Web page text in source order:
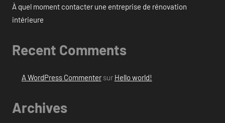
À quel moment contacter une entreprise de rénovation
intérieure
Recent Comments
A WordPress Commentersur Hello world!
Archives